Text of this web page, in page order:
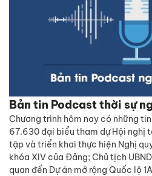
Bản tin Podcast thời sự
Chương trình hôm nay có những
67.630 đại biểu tham dự Hội nghị
tập và triển khai thực hiện Nghị
khóa XIV của Đảng; Chủ tịch
quan đến Dự án mở rộng Quốc lộ